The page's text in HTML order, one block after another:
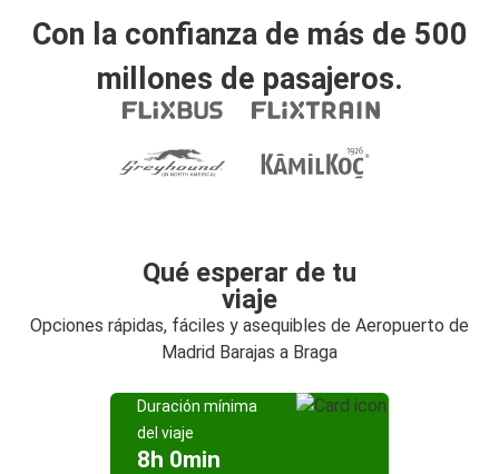
Con la confianza de más de 500
millones de pasajeros.
Qué esperar de tu
viaje
Opciones rápidas, fáciles y asequibles de Aeropuerto de
Madrid Barajas a Braga
Duración mínima
del viaje
8h 0min